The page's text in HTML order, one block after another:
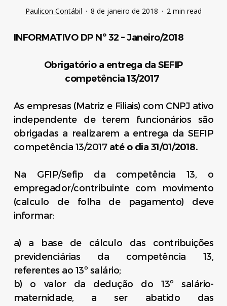
Paulicon Contábil 8 de janeiro de 2018 2 min read
INFORMATIVO DP Nº 32 – Janeiro/2018
Obrigatório a entrega da SEFIP
competência 13/2017
As empresas (Matriz e Filiais) com CNPJ ativo
independente de terem funcionários são
obrigadas a realizarem a entrega da SEFIP
competência 13/2017 até o dia 31/01/2018.
Na GFIP/Sefip da competência 13, o
empregador/contribuinte com movimento
(calculo de folha de pagamento) deve
informar:
a) a base de cálculo das contribuições
previdenciárias da competência 13,
referentes ao 13º salário;
b) o valor da dedução do 13º salário-
maternidade, a ser abatido das